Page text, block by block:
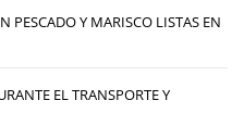
PESCADO Y MARISCO LISTAS EN
EL TRANSPORTE Y